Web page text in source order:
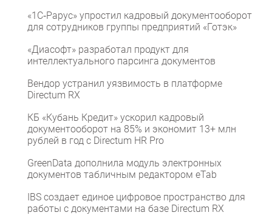
«1С‑Рарус» упростил кадровый документооборот
для сотрудников группы предприятий «Готэк»
«Диасофт» разработал продукт для
интеллектуального парсинга документов
Вендор устранил уязвимость в платформе
Directum RX
КБ «Кубань Кредит» ускорил кадровый
документооборот на 85% и экономит 13+ млн
рублей в год с Directum HR Pro
GreenData дополнила модуль электронных
документов табличным редактором eTab
IBS создает единое цифровое пространство для
работы с документами на базе Directum RX